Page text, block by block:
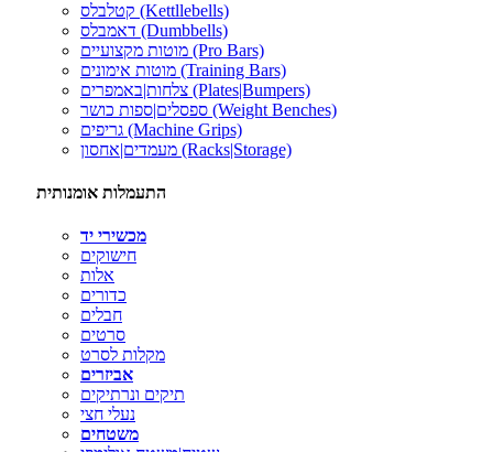
קטלבלס (Kettllebells)
דאמבלס (Dumbbells)
מוטות מקצועיים (Pro Bars)
מוטות אימונים (Training Bars)
צלחות|באמפרים (Plates|Bumpers)
ספסלים|ספות כושר (Weight Benches)
גריפים (Machine Grips)
מעמדים|אחסון (Racks|Storage)
התעמלות אומנותית
מכשירי יד
חישוקים
אלות
כדורים
חבלים
סרטים
מקלות לסרט
אביזרים
תיקים ונרתיקים
נעלי חצי
משטחים